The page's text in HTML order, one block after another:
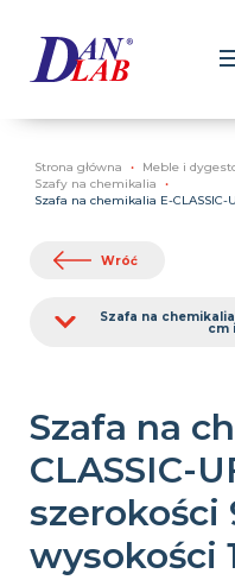
Strona główna Meble i
Szafy na chemikalia
Szafa na chemikalia E-CLASSIC-
Wróć
Szafa na
cm
Szafa na
CLASSIC-
szerokości
wysokości